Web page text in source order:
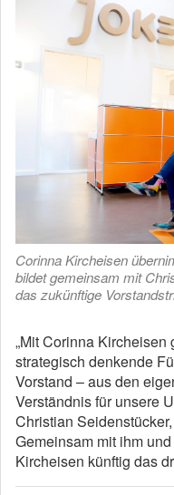
Corinna Kircheisen
bildet gemeinsam mit
das zukünftige
„Mit Corinna
strategisch denkende
Vorstand – aus den
Verständnis für unsere
Christian
Gemeinsam mit ihm
Kircheisen künftig das